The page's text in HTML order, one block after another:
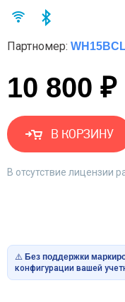
Партномер:
10 800 ₽
В КОРЗИНУ
В отсутствие лицензии
⚠️ Без поддержки
конфигурации вашей